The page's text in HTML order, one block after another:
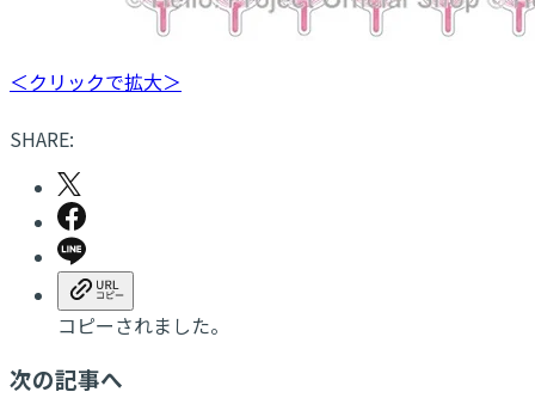
＜クリックで拡大＞
SHARE:
コピーされました。
次の記事へ